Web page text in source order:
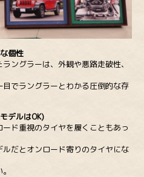
個性
ングラーは、外観や悪路走破性、
でラングラーとわかる圧倒的な存
デルはOK)
ド重視のタイヤを履くこともあっ
だとオンロード寄りのタイヤにな